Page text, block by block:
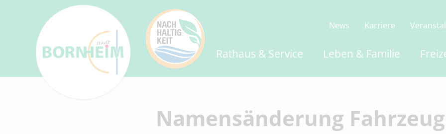
Rathaus & Service Leben & Familie
News Karriere
Namensänderung